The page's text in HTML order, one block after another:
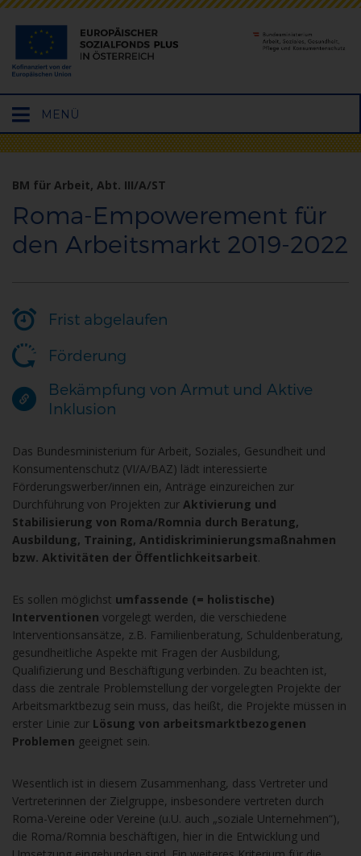
Hauptmenü
öffnen
MENÜ
BM für Arbeit, Abt. III/A/ST
Roma-Empowerement für
den Arbeitsmarkt 2019-2022
Frist abgelaufen
Förderung
Bekämpfung von Armut und Aktive
Inklusion
Das Bundesministerium für Arbeit, Soziales, Gesundheit und
Konsumentenschutz (VI/A/BAZ) lädt interessierte
Förderungswerber/innen ein, Anträge einzureichen zur
Durchführung von Projekten zur Aktivierung und
Stabilisierung von Roma/Romnia durch Beratung,
Ausbildung, Training, Antidiskriminierungsmaßnahmen
bzw. Aktivitäten der Öffentlichkeitsarbeit.
Es sollen möglichst umfassende (= holistische)
Interventionen vorgelegt werden, die verschiedene
Interventionsansätze, z.B. Familienberatung, Schuldenberatung,
gesundheitliche Aspekte mit Fragen der Ausbildung,
Qualifizierung und Beschäftigung verbinden. Zu beachten ist,
dass die zentrale Problemstellung der vorgelegten Projekte der
Arbeitsmarktbezug sein muss, das heißt, die Projekte müssen in
erster Linie zur Lösung von arbeitsmarktbezogenen
Problemen geeignet sein.
Wesentlich ist in diesem Zusammenhang, dass Vertreter und
Vertreterinnen der Zielgruppe, insbesondere vertreten durch
Roma-Vereine oder Vereine (u.U. auch „soziale Unternehmen“),
die Roma/Romnia beschäftigen, hier in die Entwicklung und